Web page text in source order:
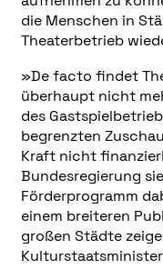
die Menschen in
Theaterbetrieb
»De facto findet
überhaupt nicht
des
begrenzten
Kraft nicht
Bundesregierung
Förderprogramm
einem breiteren
großen Städte